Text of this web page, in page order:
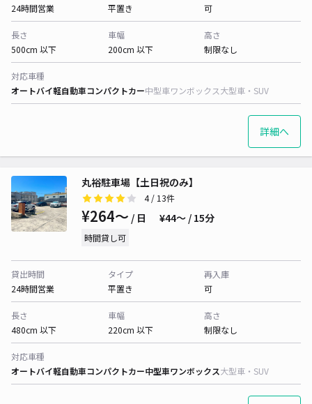
24時間営業
平置き
可
長さ
500cm 以下
車幅
200cm 以下
高さ
制限なし
対応車種
オートバイ軽自動車コンパクトカー中型車ワンボックス大型車・SUV
詳細へ
丸裕駐車場【土日祝のみ】
4/ 13件
¥264〜 / 日 ¥44〜 / 15分
時間貸し可
貸出時間
24時間営業
タイプ
平置き
再入庫
可
長さ
480cm 以下
車幅
220cm 以下
高さ
制限なし
対応車種
オートバイ軽自動車コンパクトカー中型車ワンボックス大型車・SUV